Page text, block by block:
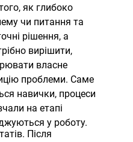
як глибоко
чи питання та
рішення, а
вирішити,
власне
проблеми. Саме
навички, процеси
на етапі
у роботу.
Після